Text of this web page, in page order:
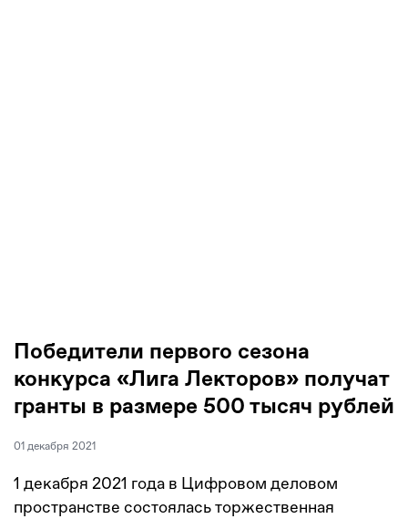
Победители первого сезона
конкурса «Лига Лекторов» получат
гранты в размере 500 тысяч рублей
01 декабря 2021
1 декабря 2021 года в Цифровом деловом
пространстве состоялась торжественная